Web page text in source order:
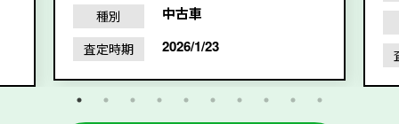
種別 中古車
査定時期 2026/1/23